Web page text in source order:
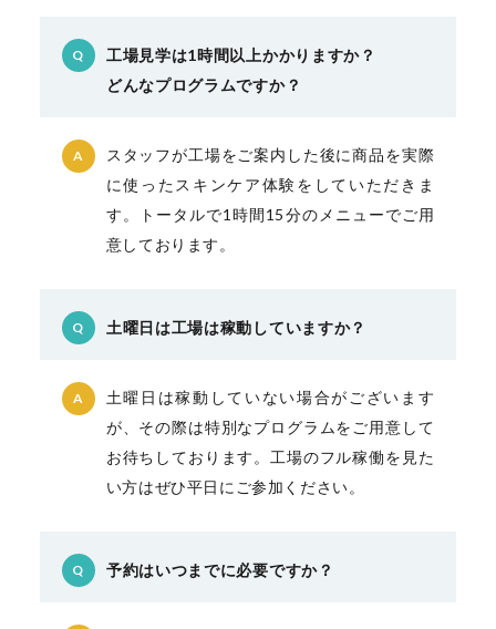
Q
工場見学は1時間以上かかりますか？
どんなプログラムですか？
A
スタッフが工場をご案内した後に商品を実際
に使ったスキンケア体験をしていただきま
す。トータルで1時間15分のメニューでご用
意しております。
Q 土曜日は工場は稼動していますか？
A
土曜日は稼動していない場合がございます
が、その際は特別なプログラムをご用意して
お待ちしております。工場のフル稼働を見た
い方はぜひ平日にご参加ください。
Q 予約はいつまでに必要ですか？